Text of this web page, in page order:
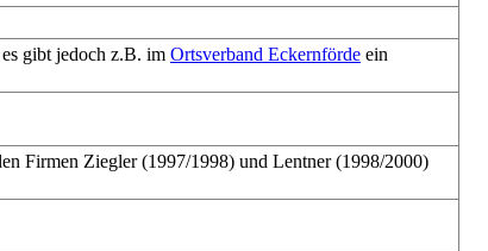
gibt jedoch z.B. im Ortsverband Eckernförde ein
Firmen Ziegler (1997/1998) und Lentner (1998/2000)